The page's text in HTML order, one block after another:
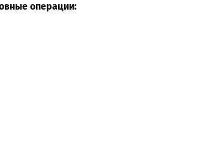
операции: